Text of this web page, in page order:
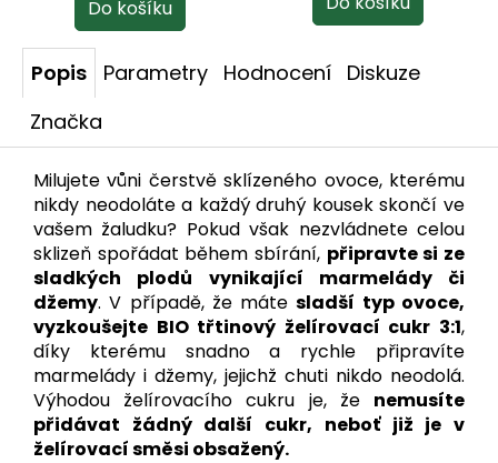
Popis Parametry Hodnocení Diskuze
Značka
Milujete vůni čerstvě sklízeného ovoce, kterému
nikdy neodoláte a každý druhý kousek skončí ve
vašem žaludku? Pokud však nezvládnete celou
sklizeň spořádat během sbírání, připravte si ze
sladkých plodů vynikající marmelády či
džemy. V případě, že mátesladší typ ovoce,
vyzkoušejte BIO třtinový želírovací cukr 3:1,
díky kterému snadno a rychle připravíte
marmelády i džemy, jejichž chuti nikdo neodolá.
Výhodou želírovacího cukru je, že nemusíte
přidávat žádný další cukr, neboť již je v
želírovací směsi obsažený.